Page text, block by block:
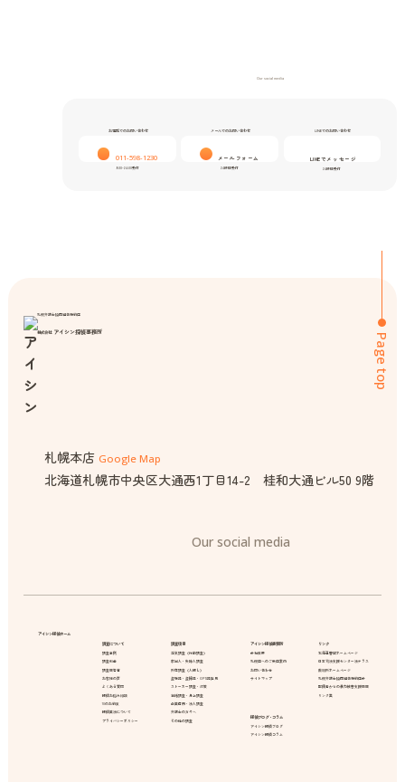
Our social media
お電話でのお問い合わせ
011-598-1230
9:00-24:00受付
メールでのお問い合わせ
メールフォーム
24時間受付
LINEでのお問い合わせ
LINEでメッセージ
24時間受付
Page top
札幌弁護士協同組合特約店
株式会社 アイシン探偵事務所
札幌本店 Google Map
北海道札幌市中央区大通西1丁目14-2 桂和大通ビル50 9階
Our social media
アイシン探偵ホーム
調査について
調査事例
調査料金
調査報告書
お客様の声
よくある質問
探偵お悩み相談
10のお約束
探偵業法について
プライバシーポリシー
調査項目
浮気調査（行動調査）
家出人・失踪人調査
所在調査（人探し）
盗聴器・盗撮器・GPS器発見
ストーカー調査・対策
結婚調査・身上調査
企業信用・法人調査
弁護士の方々へ
その他の調査
アイシン探偵事務所
会社概要
札幌店へのご来店案内
お問い合わせ
サイトマップ
探偵ブログ・コラム
アイシン探偵ブログ
アイシン探偵コラム
リンク
北海道警察ホームページ
日本司法支援センター法テラス
裁判所ホームページ
札幌弁護士協同組合特約店会
配偶者からの暴力被害支援情報
リンク集